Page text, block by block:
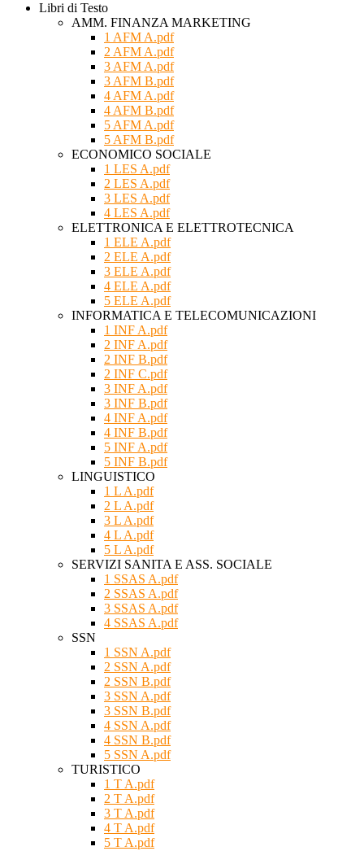
Libri di Testo
AMM. FINANZA MARKETING
1 AFM A.pdf
2 AFM A.pdf
3 AFM A.pdf
3 AFM B.pdf
4 AFM A.pdf
4 AFM B.pdf
5 AFM A.pdf
5 AFM B.pdf
ECONOMICO SOCIALE
1 LES A.pdf
2 LES A.pdf
3 LES A.pdf
4 LES A.pdf
ELETTRONICA E ELETTROTECNICA
1 ELE A.pdf
2 ELE A.pdf
3 ELE A.pdf
4 ELE A.pdf
5 ELE A.pdf
INFORMATICA E TELECOMUNICAZIONI
1 INF A.pdf
2 INF A.pdf
2 INF B.pdf
2 INF C.pdf
3 INF A.pdf
3 INF B.pdf
4 INF A.pdf
4 INF B.pdf
5 INF A.pdf
5 INF B.pdf
LINGUISTICO
1 L A.pdf
2 L A.pdf
3 L A.pdf
4 L A.pdf
5 L A.pdf
SERVIZI SANITA E ASS. SOCIALE
1 SSAS A.pdf
2 SSAS A.pdf
3 SSAS A.pdf
4 SSAS A.pdf
SSN
1 SSN A.pdf
2 SSN A.pdf
2 SSN B.pdf
3 SSN A.pdf
3 SSN B.pdf
4 SSN A.pdf
4 SSN B.pdf
5 SSN A.pdf
TURISTICO
1 T A.pdf
2 T A.pdf
3 T A.pdf
4 T A.pdf
5 T A.pdf